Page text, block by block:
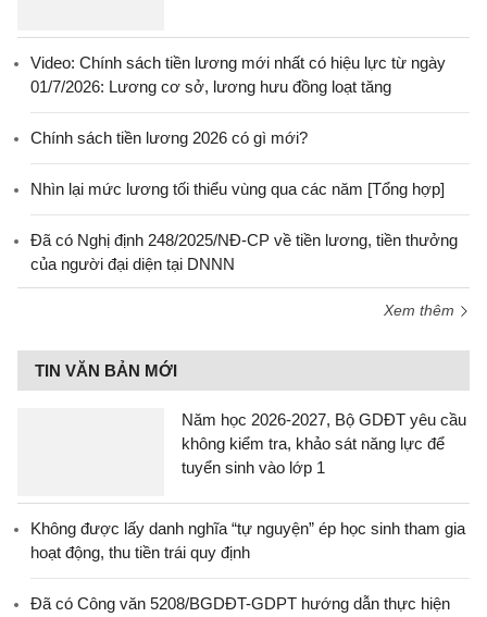
Video: Chính sách tiền lương mới nhất có hiệu lực từ ngày
01/7/2026: Lương cơ sở, lương hưu đồng loạt tăng
Chính sách tiền lương 2026 có gì mới?
Nhìn lại mức lương tối thiểu vùng qua các năm [Tổng hợp]
Đã có Nghị định 248/2025/NĐ-CP về tiền lương, tiền thưởng
của người đại diện tại DNNN
Xem thêm
TIN VĂN BẢN MỚI
Năm học 2026-2027, Bộ GDĐT yêu cầu
không kiểm tra, khảo sát năng lực để
tuyển sinh vào lớp 1
Không được lấy danh nghĩa “tự nguyện” ép học sinh tham gia
hoạt động, thu tiền trái quy định
Đã có Công văn 5208/BGDĐT-GDPT hướng dẫn thực hiện